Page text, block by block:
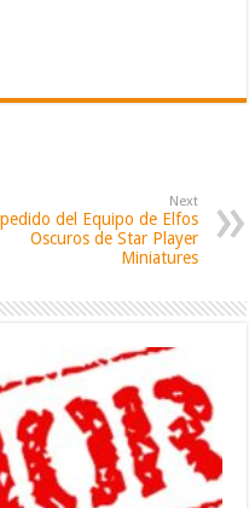
Next
del Equipo de Elfos
Oscuros de Star Player
Miniatures